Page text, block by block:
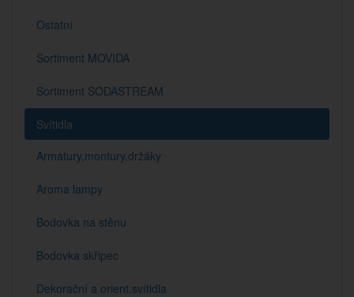
Ostatní
Sortiment MOVIDA
Sortiment SODASTREAM
Svítidla
Armatury,montury,držáky
Aroma lampy
Bodovka na stěnu
Bodovka skřipec
Dekorační a orient.svítidla